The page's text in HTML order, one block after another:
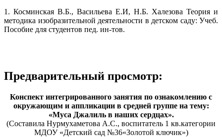
1. Косминская В.Б., Васильева Е.И, Н.Б. Халезова Теория и
методика изобразительной деятельности в детском саду: Учеб.
Пособие для студентов пед. ин-тов.
Предварительный просмотр:
Конспект интегрированного занятия по ознакомлению с
окружающим и аппликации в средней группе на тему:
«Муса Джалиль в наших сердцах».
(Составила Нурмухаметова А.С., воспитатель 1 кв.категории
МДОУ «Детский сад №36«Золотой ключик»)